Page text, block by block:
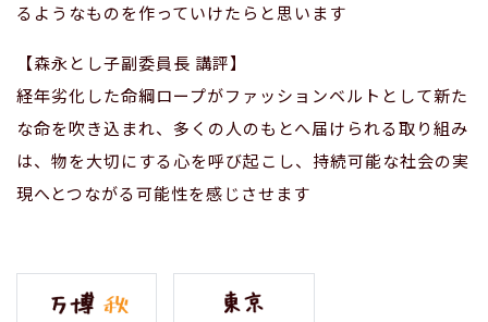
るようなものを作っていけたらと思います
【森永とし子副委員長 講評】
経年劣化した命綱ロープがファッションベルトとして新た
な命を吹き込まれ、多くの人のもとへ届けられる取り組み
は、物を大切にする心を呼び起こし、持続可能な社会の実
現へとつながる可能性を感じさせます